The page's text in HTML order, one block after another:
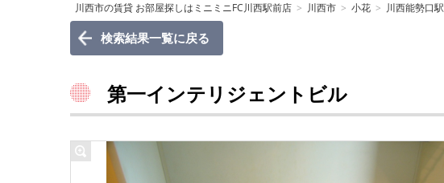
川西市の賃貸 お部屋探しはミニミニFC川西駅前店 川西市 小花 川西能勢口駅
検索結果一覧に戻る
第一インテリジェントビル